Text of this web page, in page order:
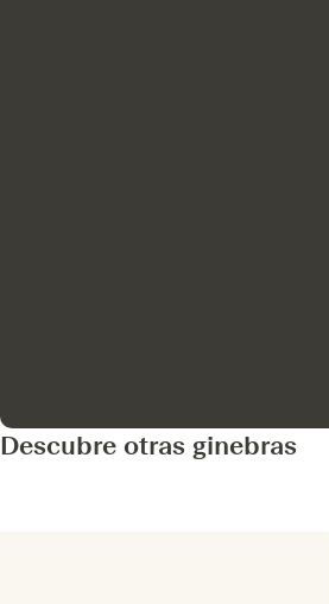
Descubre otras ginebras